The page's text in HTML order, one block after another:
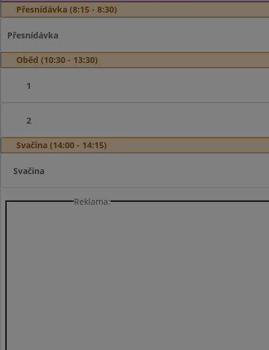
Přesnídávka (8:15 - 8:30)
Přesnídávka
Oběd (10:30 - 13:30)
1
2
Svačina (14:00 - 14:15)
Svačina
Reklama: